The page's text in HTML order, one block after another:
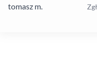
tomasz m.